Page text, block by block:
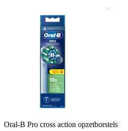
Oral-B Pro cross action opzetborstels